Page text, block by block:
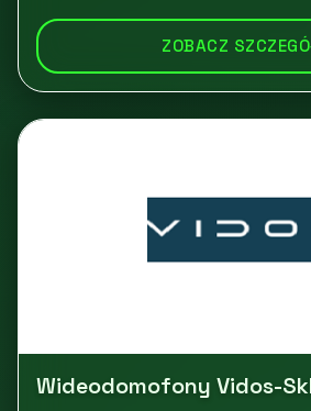
ZOBACZ
Wideodomofony Vidos-